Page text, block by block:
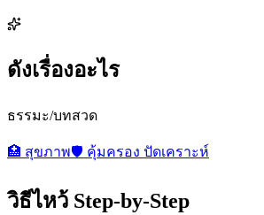
ดังเรื่องอะไร
ธรรมะ/บทสวด
🏥 สุขภาพ🛡️ คุ้มครอง ปัดเคราะห์
วิธีไหว้ Step-by-Step